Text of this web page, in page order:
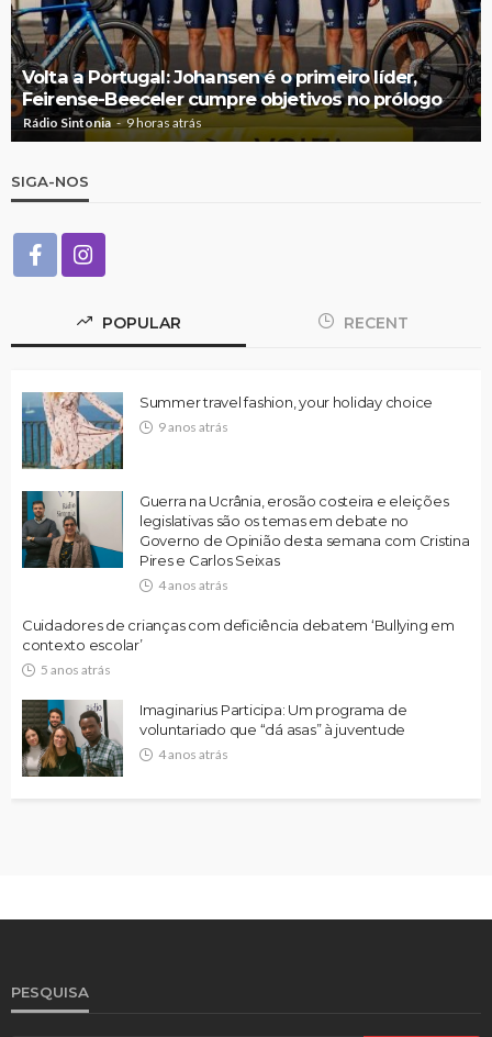
Volta a Portugal: Johansen é o primeiro líder,
Feirense-Beeceler cumpre objetivos no prólogo
Rádio Sintonia 9 horas atrás
SIGA-NOS
POPULAR RECENT
Summer travel fashion, your holiday choice
9 anos atrás
Guerra na Ucrânia, erosão costeira e eleições
legislativas são os temas em debate no
Governo de Opinião desta semana com Cristina
Pires e Carlos Seixas
4 anos atrás
Cuidadores de crianças com deficiência debatem ‘Bullying em
contexto escolar’
5 anos atrás
Imaginarius Participa: Um programa de
voluntariado que “dá asas” à juventude
4 anos atrás
PESQUISA